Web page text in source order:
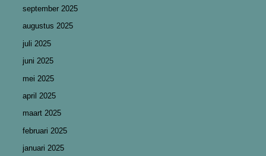
september 2025
augustus 2025
juli 2025
juni 2025
mei 2025
april 2025
maart 2025
februari 2025
januari 2025